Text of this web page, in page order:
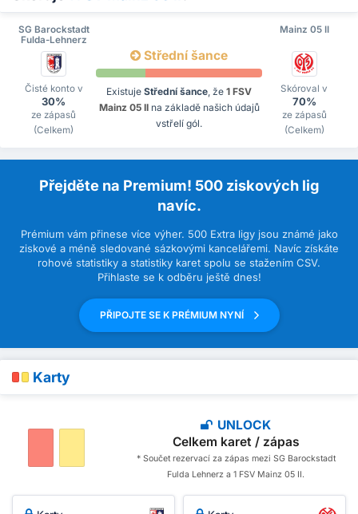
SG Barockstadt
Fulda-Lehnerz
Mainz 05 II
Čisté konto v
30%
ze zápasů
(Celkem)
Střední šance
Existuje Střední šance, že 1 FSV
Mainz 05 IIna základě našich údajů
vstřelí gól.
Skóroval v
70%
ze zápasů
(Celkem)
Přejděte na Premium! 500 ziskových lig
navíc.
Prémium vám přinese více výher. 500 Extra ligy jsou známé jako
ziskové a méně sledované sázkovými kancelářemi. Navíc získáte
rohové statistiky a statistiky karet spolu se stažením CSV.
Přihlaste se k odběru ještě dnes!
PŘIPOJTE SE K PRÉMIUM NYNÍ
Karty
UNLOCK
Celkem karet / zápas
* Součet rezervací za zápas mezi SG Barockstadt
Fulda Lehnerz a 1 FSV Mainz 05 II.